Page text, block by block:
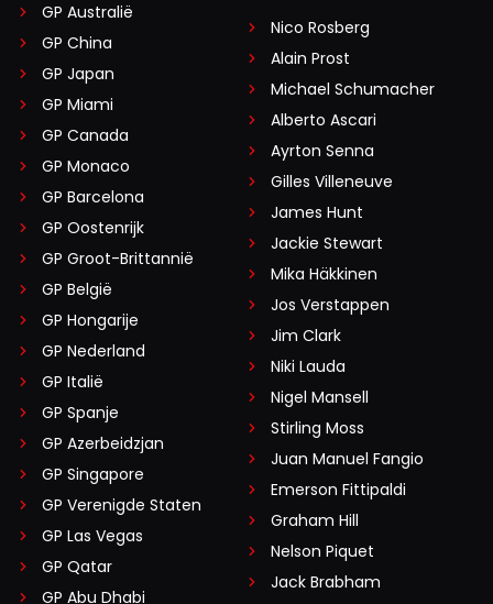
GP Australië
GP China
GP Japan
GP Miami
GP Canada
GP Monaco
GP Barcelona
GP Oostenrijk
GP Groot-Brittannië
GP België
GP Hongarije
GP Nederland
GP Italië
GP Spanje
GP Azerbeidzjan
GP Singapore
GP Verenigde Staten
GP Las Vegas
GP Qatar
GP Abu Dhabi
Nico Rosberg
Alain Prost
Michael Schumacher
Alberto Ascari
Ayrton Senna
Gilles Villeneuve
James Hunt
Jackie Stewart
Mika Häkkinen
Jos Verstappen
Jim Clark
Niki Lauda
Nigel Mansell
Stirling Moss
Juan Manuel Fangio
Emerson Fittipaldi
Graham Hill
Nelson Piquet
Jack Brabham